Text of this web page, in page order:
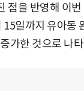
점을 반영해 이
일까지 유아동
가한 것으로 나